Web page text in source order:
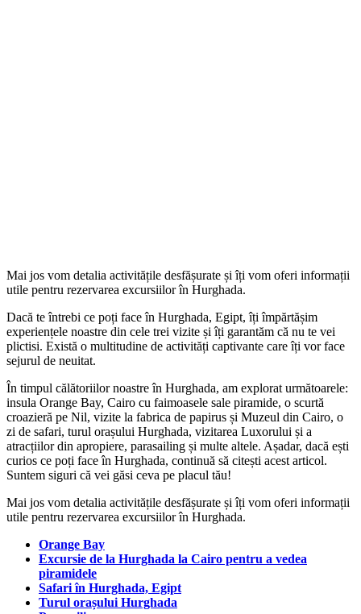
Mai jos vom detalia activitățile desfășurate și îți vom oferi informații
utile pentru rezervarea excursiilor în Hurghada.
Dacă te întrebi ce poți face în Hurghada, Egipt, îți împărtășim
experiențele noastre din cele trei vizite și îți garantăm că nu te vei
plictisi. Există o multitudine de activități captivante care îți vor face
sejurul de neuitat.
În timpul călătoriilor noastre în Hurghada, am explorat următoarele:
insula Orange Bay, Cairo cu faimoasele sale piramide, o scurtă
croazieră pe Nil, vizite la fabrica de papirus și Muzeul din Cairo, o
zi de safari, turul orașului Hurghada, vizitarea Luxorului și a
atracțiilor din apropiere, parasailing și multe altele. Așadar, dacă ești
curios ce poți face în Hurghada, continuă să citești acest articol.
Suntem siguri că vei găsi ceva pe placul tău!
Mai jos vom detalia activitățile desfășurate și îți vom oferi informații
utile pentru rezervarea excursiilor în Hurghada.
Orange Bay
Excursie de la Hurghada la Cairo pentru a vedea
piramidele
Safari în Hurghada, Egipt
Turul orașului Hurghada